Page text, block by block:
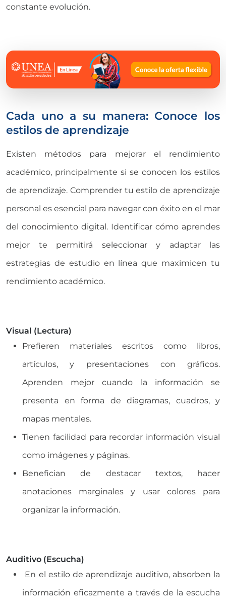
constante evolución.
Cada uno a su manera: Conoce los
estilos de aprendizaje
Existen métodos para mejorar el rendimiento
académico, principalmente si se conocen los estilos
de aprendizaje. Comprender tu estilo de aprendizaje
personal es esencial para navegar con éxito en el mar
del conocimiento digital. Identificar cómo aprendes
mejor te permitirá seleccionar y adaptar las
estrategias de estudio en línea que maximicen tu
rendimiento académico.
Visual (Lectura)
Prefieren materiales escritos como libros,
artículos, y presentaciones con gráficos.
Aprenden mejor cuando la información se
presenta en forma de diagramas, cuadros, y
mapas mentales.
Tienen facilidad para recordar información visual
como imágenes y páginas.
Benefician de destacar textos, hacer
anotaciones marginales y usar colores para
organizar la información.
Auditivo (Escucha)
En el estilo de aprendizaje auditivo, absorben la
información eficazmente a través de la escucha